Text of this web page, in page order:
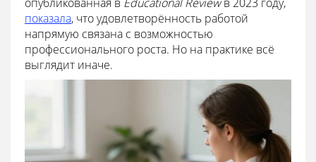
показала, что удовлетворённость работой
напрямую связана с возможностью
профессионального роста. Но на практике всё
выглядит иначе.